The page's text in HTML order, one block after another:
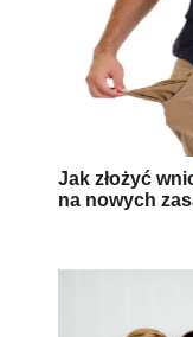
Jak złożyć
na nowych